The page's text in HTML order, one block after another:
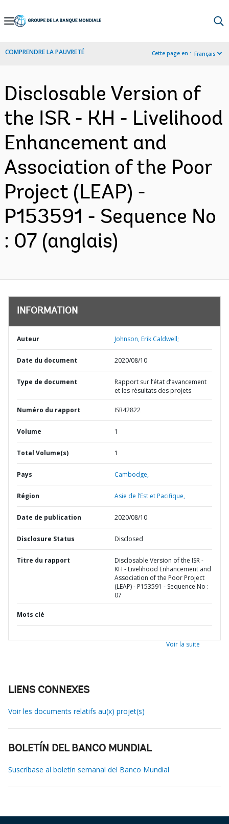
Skip
Navigation
COMPRENDRE LA PAUVRETÉ Cette page en : Français
Disclosable Version of
the ISR - KH - Livelihood
Enhancement and
Association of the Poor
Project (LEAP) -
P153591 - Sequence No
: 07 (anglais)
INFORMATION
Auteur Johnson, Erik Caldwell;
Date du document 2020/08/10
Type de document
Rapport sur l’état d’avancement
et les résultats des projets
Numéro du rapport ISR42822
Volume 1
Total Volume(s) 1
Pays Cambodge,
Région Asie de l’Est et Pacifique,
Date de publication 2020/08/10
Disclosure Status Disclosed
Titre du rapport
Disclosable Version of the ISR -
KH - Livelihood Enhancement and
Association of the Poor Project
(LEAP) - P153591 - Sequence No :
07
Mots clé
Voir la suite
LIENS CONNEXES
Voir les documents relatifs au(x) projet(s)
BOLETÍN DEL BANCO MUNDIAL
Suscríbase al boletín semanal del Banco Mundial